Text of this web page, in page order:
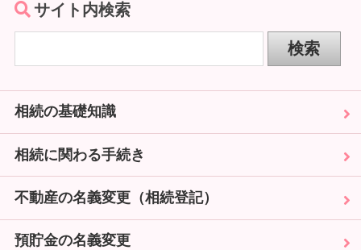
サイト内検索
相続の基礎知識
相続に関わる手続き
不動産の名義変更（相続登記）
預貯金の名義変更